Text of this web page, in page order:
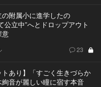
附属小に進学したの
公立中”へとドロップアウト
意
23
トあり】「すごく生きづらか
音が麗しい瞳に宿す本音